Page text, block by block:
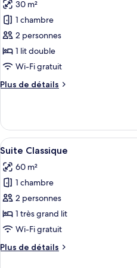
1
personne
Chambre
Double
pour
personne
les
photos
pour
ce
type
chambre :
Junior
30 m²
1 chambre
2 personnes
1 lit double
Wi-Fi gratuit
Plus de détails
Plus
le
type
de
Suite
Studio
Afficher
toutes
les
photos
pour
ce
type
chambre :
5
Suite Classique
60 m²
1 chambre
2 personnes
1 très grand lit
Wi-Fi gratuit
Plus de détails
Plus